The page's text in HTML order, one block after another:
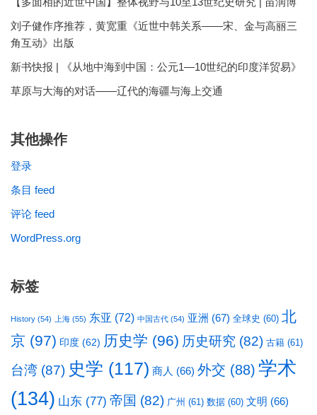
刘子健作序推荐，黄宽重《近世中韩关系——宋、金与高丽三
角互动》出版
新书快报 | 《从地中海到中国：公元1—10世纪的印度洋贸易》
草原与大海的对话——辽代的海疆与海上交通
其他操作
登录
条目 feed
评论 feed
WordPress.org
标签
History (54) 上海 (55) 东亚 (72) 中国古代 (54) 亚洲 (67) 全球史 (60) 北
京 (97) 印度 (62) 历史学 (96) 历史研究 (82) 古籍 (61)
台湾 (87) 史学 (117) 商人 (66) 外交 (88) 学术
(134) 山东 (77) 帝国 (82) 广州 (61) 数据 (60) 文明 (66)